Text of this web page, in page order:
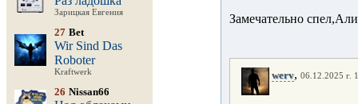
Зарицкая Евгения
27 Bet
Wir Sind Das
Roboter
Kraftwerk
26 Nissan66
Замечательно
werv, 06.12.2025 г.